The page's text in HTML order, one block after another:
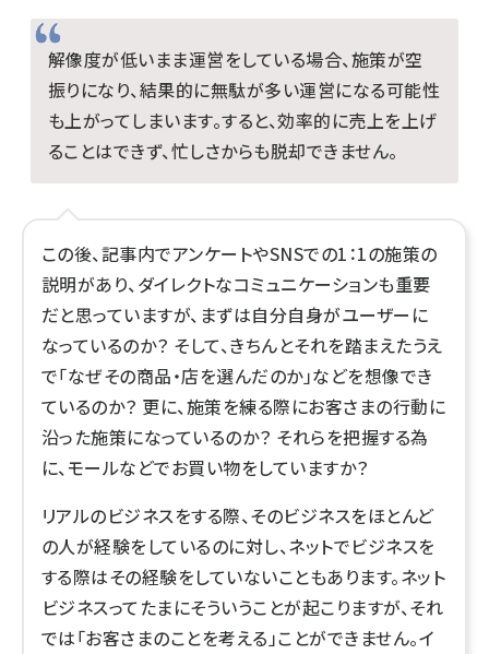
解像度が低いまま運営をしている場合、施策が空
振りになり、結果的に無駄が多い運営になる可能性
も上がってしまいます。すると、効率的に売上を上げ
ることはできず、忙しさからも脱却できません。
この後、記事内でアンケートやSNSでの1：1の施策の
説明があり、ダイレクトなコミュニケーションも重要
だと思っていますが、まずは自分自身がユーザーに
なっているのか？ そして、きちんとそれを踏まえたうえ
で「なぜその商品・店を選んだのか」などを想像でき
ているのか？ 更に、施策を練る際にお客さまの行動に
沿った施策になっているのか？ それらを把握する為
に、モールなどでお買い物をしていますか？
リアルのビジネスをする際、そのビジネスをほとんど
の人が経験をしているのに対し、ネットでビジネスを
する際はその経験をしていないこともあります。ネット
ビジネスってたまにそういうことが起こりますが、それ
では「お客さまのことを考える」ことができません。イ